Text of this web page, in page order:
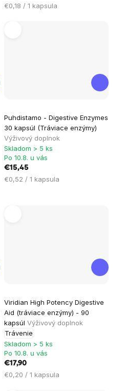
Jednotková
€0,18 / 1 kapsula
Puhdistamo - Digestive Enzymes
30 kapsúl (Tráviace enzýmy)
Výživový doplnok
hodnotenie
produktu
je
5,0
z
5
Skladom > 5 ks
Po 10.8. u vás
€15,45
Jednotková
€0,52 / 1 kapsula
Viridian High Potency Digestive
Aid (tráviace enzýmy) - 90
kapsúl Výživový doplnok
Trávenie
Skladom > 5 ks
Po 10.8. u vás
€17,90
Jednotková
€0,20 / 1 kapsula